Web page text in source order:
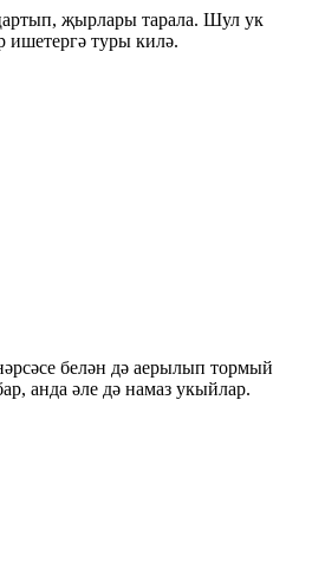
җырлары тарала. Шул ук
ишетергә туры килә.
белән дә аерылып тормый
анда әле дә намаз укыйлар.